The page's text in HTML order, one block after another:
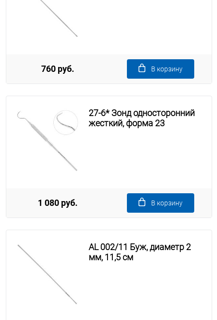
760 руб. В корзину
27-6* Зонд односторонний
жесткий, форма 23
1 080 руб. В корзину
AL 002/11 Буж, диаметр 2
мм, 11,5 см